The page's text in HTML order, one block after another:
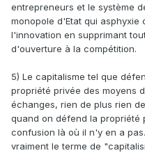
entrepreneurs et le système
monopole d'Etat qui asphyxie
l'innovation en supprimant
d'ouverture à la compétition.
5) Le capitalisme tel que
propriété privée des moyens
échanges, rien de plus rien
quand on défend la propriété
confusion là où il n'y en a
vraiment le terme de